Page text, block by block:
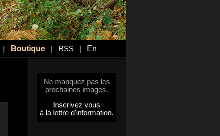
Boutique RSS En
Ne manquez pas les
prochaines images.
Inscrivez vous
à la lettre d'information.